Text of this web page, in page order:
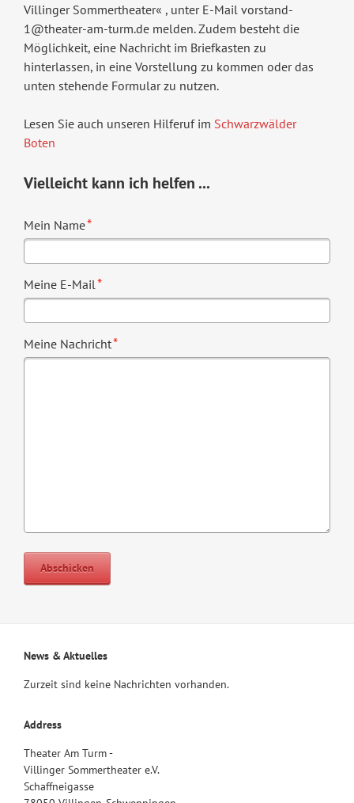
Villinger Sommertheater« , unter E-Mail vorstand-
1@theater-am-turm.de melden. Zudem besteht die
Möglichkeit, eine Nachricht im Briefkasten zu
hinterlassen, in eine Vorstellung zu kommen oder das
unten stehende Formular zu nutzen.
Lesen Sie auch unseren Hilferuf im Schwarzwälder
Boten
Vielleicht kann ich helfen ...
Pflichtfeld
Mein Name*
Pflichtfeld
Meine E-Mail*
Pflichtfeld
Meine Nachricht*
Abschicken
News & Aktuelles
Zurzeit sind keine Nachrichten vorhanden.
Address
Theater Am Turm -
Villinger Sommertheater e.V.
Schaffneigasse